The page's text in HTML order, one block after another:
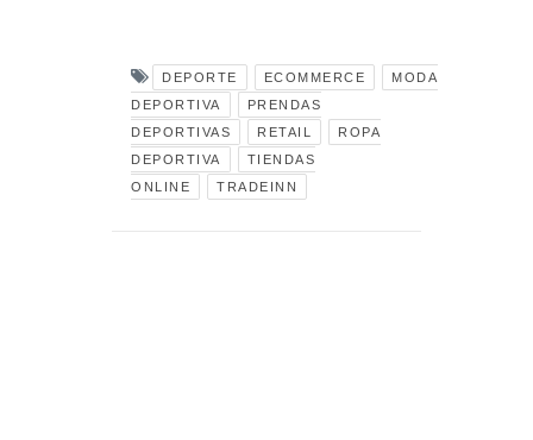
DEPORTE ECOMMERCE
MODA
DEPORTIVA
PRENDAS
DEPORTIVAS
RETAIL
ROPA
DEPORTIVA
TIENDAS
ONLINE
TRADEINN